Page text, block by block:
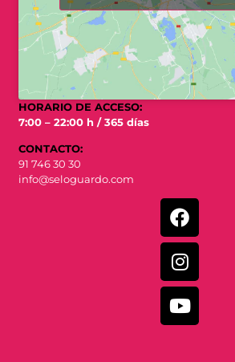
HORARIO DE ACCESO:
7:00 – 22:00 h / 365 días
CONTACTO:
91 746 30 30
info@seloguardo.com